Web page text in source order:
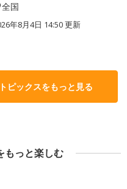
全国
年8月4日 14:50更新
ピックスをもっと見る
もっと楽しむ